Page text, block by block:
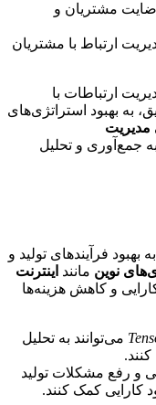
رضایت مشتریان و
ارتباط با مشتریان
ارتباطات با
به بهبود استراتژی‌های
مدیریت
به جمع‌آوری و تحلیل
بهبود فرآیندهای تولید و
نوین مانند اینترنت
و کاهش هزینه‌ها
می‌توانند به تحلیل
و رفع مشکلات تولید
کارایی کمک کنند.